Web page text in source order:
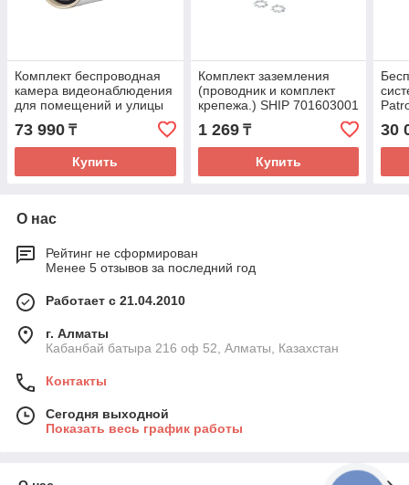
Комплект беспроводная
камера видеонаблюдения
для помещений и улицы
Tapo C460 KIT с
солнечной панелью
73 990 ₸
Купить
Комплект заземления
(проводник и комплект
крепежа.) SHIP 701603001
1 269₸
Купить
30
О нас
Рейтинг не сформирован
Менее 5 отзывов за последний год
Работает с 21.04.2010
г. Алматы
Кабанбай батыра 216 оф 52, Алматы, Казахстан
Контакты
Сегодня выходной
Показать весь график работы